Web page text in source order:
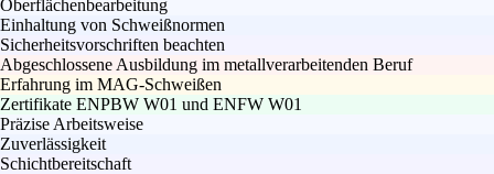
Oberflächenbearbeitung
Einhaltung von Schweißnormen
Sicherheitsvorschriften beachten
Abgeschlossene Ausbildung im metallverarbeitenden Beruf
Erfahrung im MAG-Schweißen
Zertifikate ENPBW W01 und ENFW W01
Präzise Arbeitsweise
Zuverlässigkeit
Schichtbereitschaft